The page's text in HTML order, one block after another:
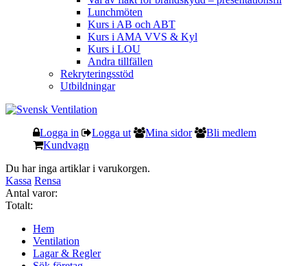
Lunchmöten
Kurs i AB och ABT
Kurs i AMA VVS & Kyl
Kurs i LOU
Andra tillfällen
Rekryteringsstöd
Utbildningar
Logga in Logga ut Mina sidor
Bli medlem
Kundvagn
Du har inga artiklar i varukorgen.
Kassa Rensa
Antal varor:
Totalt:
Hem
Ventilation
Lagar & Regler